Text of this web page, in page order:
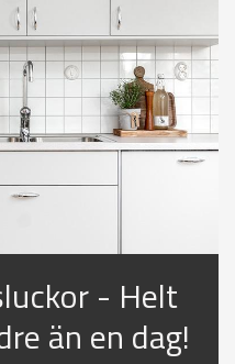
- Helt
än en dag!